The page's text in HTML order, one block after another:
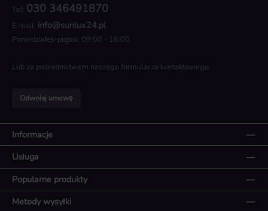
Tel: 030 346491870
E-mail: info@sunlux24.pl
Poniedziałek-piątek: 09:00 - 16:00
Lub za pośrednictwem naszego formularza kontaktowego.
Odwołaj umowę
Informacje
Usługa
Popularne produkty
Metody wysyłki